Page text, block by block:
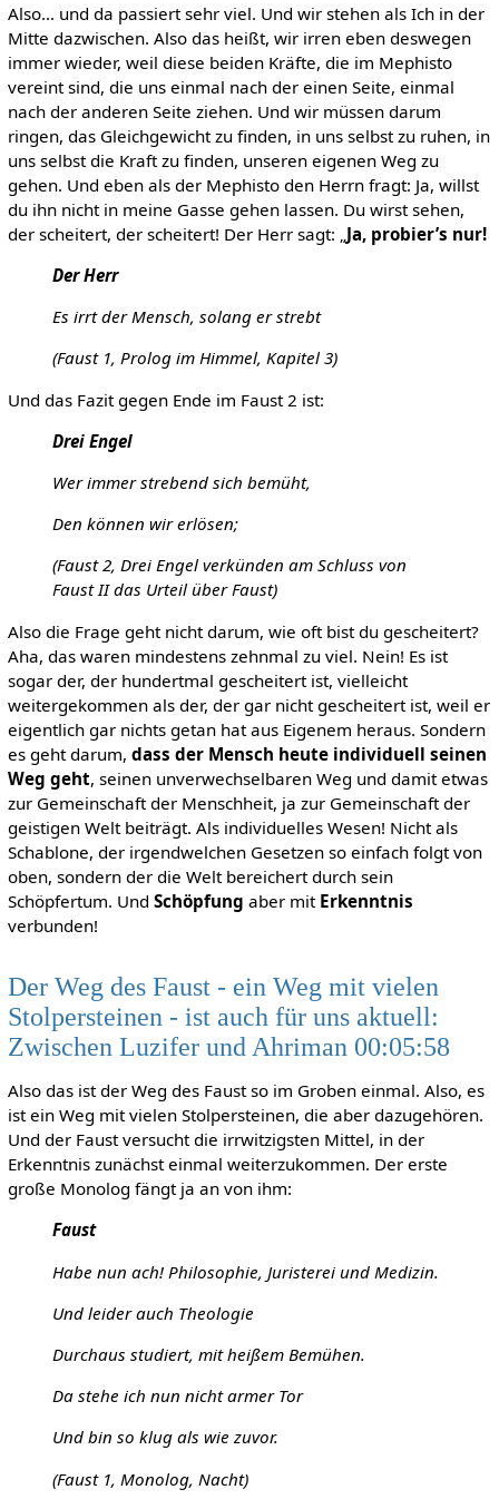
Also… und da passiert sehr viel. Und wir stehen als Ich in der
Mitte dazwischen. Also das heißt, wir irren eben deswegen
immer wieder, weil diese beiden Kräfte, die im Mephisto
vereint sind, die uns einmal nach der einen Seite, einmal
nach der anderen Seite ziehen. Und wir müssen darum
ringen, das Gleichgewicht zu finden, in uns selbst zu ruhen, in
uns selbst die Kraft zu finden, unseren eigenen Weg zu
gehen. Und eben als der Mephisto den Herrn fragt: Ja, willst
du ihn nicht in meine Gasse gehen lassen. Du wirst sehen,
der scheitert, der scheitert! Der Herr sagt: „ Ja, probier’s nur!
Der Herr
Es irrt der Mensch, solang er strebt
(Faust 1, Prolog im Himmel, Kapitel 3)
Und das Fazit gegen Ende im Faust 2 ist:
Drei Engel
Wer immer strebend sich bemüht,
Den können wir erlösen;
(Faust 2, Drei Engel verkünden am Schluss von
Faust II das Urteil über Faust)
Also die Frage geht nicht darum, wie oft bist du gescheitert?
Aha, das waren mindestens zehnmal zu viel. Nein! Es ist
sogar der, der hundertmal gescheitert ist, vielleicht
weitergekommen als der, der gar nicht gescheitert ist, weil er
eigentlich gar nichts getan hat aus Eigenem heraus. Sondern
es geht darum, dass der Mensch heute individuell seinen
Weg geht, seinen unverwechselbaren Weg und damit etwas
zur Gemeinschaft der Menschheit, ja zur Gemeinschaft der
geistigen Welt beiträgt. Als individuelles Wesen! Nicht als
Schablone, der irgendwelchen Gesetzen so einfach folgt von
oben, sondern der die Welt bereichert durch sein
Schöpfertum. Und Schöpfung aber mit Erkenntnis
verbunden!
Der Weg des Faust - ein Weg mit vielen
Stolpersteinen - ist auch für uns aktuell:
Zwischen Luzifer und Ahriman 00:05:58
Also das ist der Weg des Faust so im Groben einmal. Also, es
ist ein Weg mit vielen Stolpersteinen, die aber dazugehören.
Und der Faust versucht die irrwitzigsten Mittel, in der
Erkenntnis zunächst einmal weiterzukommen. Der erste
große Monolog fängt ja an von ihm:
Faust
Habe nun ach! Philosophie, Juristerei und Medizin.
Und leider auch Theologie
Durchaus studiert, mit heißem Bemühen.
Da stehe ich nun nicht armer Tor
Und bin so klug als wie zuvor.
(Faust 1, Monolog, Nacht)